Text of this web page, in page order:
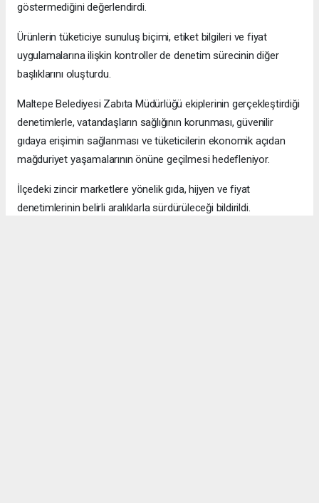
göstermediğini değerlendirdi.
Ürünlerin tüketiciye sunuluş biçimi, etiket bilgileri ve fiyat
uygulamalarına ilişkin kontroller de denetim sürecinin diğer
başlıklarını oluşturdu.
Maltepe Belediyesi Zabıta Müdürlüğü ekiplerinin gerçekleştirdiği
denetimlerle, vatandaşların sağlığının korunması, güvenilir
gıdaya erişimin sağlanması ve tüketicilerin ekonomik açıdan
mağduriyet yaşamalarının önüne geçilmesi hedefleniyor.
İlçedeki zincir marketlere yönelik gıda, hijyen ve fiyat
denetimlerinin belirli aralıklarla sürdürüleceği bildirildi.